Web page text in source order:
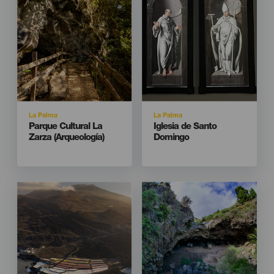
Isla
La Palma
Titular
Parque Cultural La
Zarza (Arqueología)
Isla
La Palma
Titular
Iglesia de Santo
Domingo
Imagen
Listado
Imagen
Imagen
Listado
Imagen